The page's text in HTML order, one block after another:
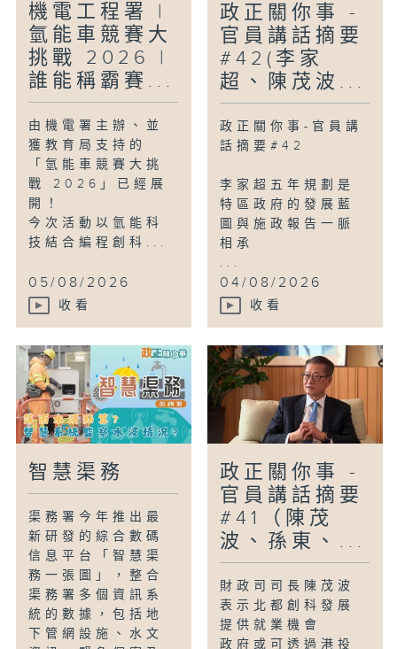
機電工程署 |
氫能車競賽大
挑戰 2026 |
誰能稱霸賽...
由機電署主辦、並
獲教育局支持的
「氫能車競賽大挑
戰 2026」已經展
開！
今次活動以氫能科
技結合編程創科...
05/08/2026
收看
政正關你事 -
官員講話摘要
#42(李家
超、陳茂波...
政正關你事-官員講
話摘要#42
李家超五年規劃是
特區政府的發展藍
圖與施政報告一脈
相承
...
04/08/2026
收看
智慧渠務
渠務署今年推出最
新研發的綜合數碼
信息平台「智慧渠
務一張圖」，整合
渠務署多個資訊系
統的數據，包括地
下管網設施、水文
政正關你事 -
官員講話摘要
#41（陳茂
波、孫東、...
財政司司長陳茂波
表示北都創科發展
提供就業機會
政府或可透過港投